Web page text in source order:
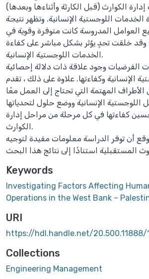
الكوارث (قبل الكارثة وأثناءها وبعدها)
الخدمات اللوجستية الإنسانية. وتظهر نتيجة
العوامل المدروسة كانت متوفرة وقوية في
وقد خلقت تحدٍ يؤثر بشكل مباشر على كفاءة
الخدمات اللوجستية الإنسانية.
الفرضيات وجود علاقة ذات دلالة إحصائية
الإنسانية وكفاءتها. علاوة على ذلك ، تقدم
الأطراف المهتمة التي تحتاج إلى العمل معًا
اللوجستية الإنسانية ووضع حلول لتحدياتها
كفاءتها في كل مرحلة من مراحل إدارة
الكوارث.
أن توفر الدراسة معلومات مفيدة لتوجيه
Keywords
Investigating Factors Affecting
Operations in the West Bank –
URI
https://hdl.handle.net/20.500.11888/
Collections
Engineering Management